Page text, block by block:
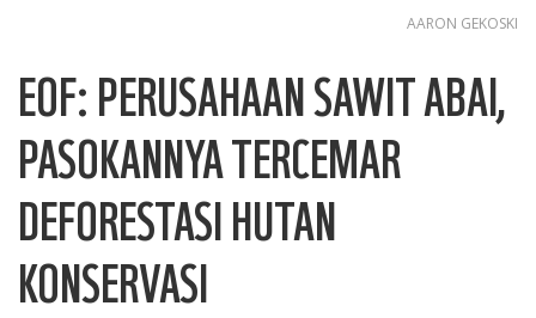
AARON GEKOSKI
EOF: PERUSAHAAN SAWIT ABAI,
PASOKANNYA TERCEMAR
DEFORESTASI HUTAN
KONSERVASI